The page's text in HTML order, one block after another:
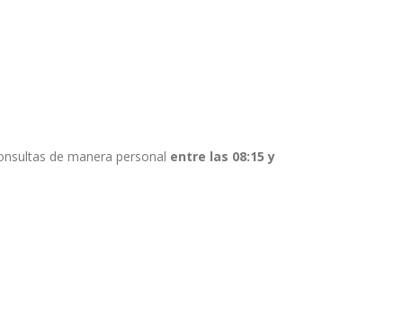
de manera personal entre las 08:15 y